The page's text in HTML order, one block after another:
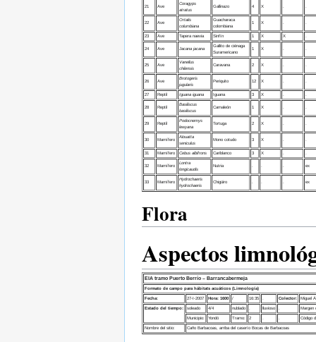
21 Ave
Coragyps
atratus
Gallinazo 4 X . .
22 Ave
Ortalis
columbiana
Guacharaca
colombiana
1 X . .
23 Ave Tapera naevia Sinfín 1 X X .
24 Ave Jacana jacana
Gallito de ciénaga
Suramericano
1 X . .
25 Ave
Vanellus
chilensis
Caravana 2 X . .
26 Ave
Brotogeris
jugularis
Periquito 12 X . .
27 Reptil Iguana iguana Iguana 3 X . .
28 Reptil
Basiliscus
basiliscus
Camaleón 1 X . .
29 Reptil
Podocnemys
lewyana
Tortuga 2 X . .
30 Mamífero
Alouatta
seniculus
Mono cotudo 3 X . .
31 Mamífero Cebus albifrons Cariblanco 3 X . .
32 Mamífero
Lontra
longicaudis
Nutria . . . ex
33 Mamífero
Hydrochaeris
hydrochaeris
Chigüiro . . . ex
Flora
Aspectos
EIA tramo Puerto Berrío – Barrancabermeja
Formato de campo para hábitats acuáticos (Limnología)
Fecha: 27-I-2007 Hora: 1600 / 16:35 Colector: Miguel
Estado del tiempo: soleado 4/4 nublado lluvioso Margen
Municipio: Yondó Tramo: 2 Código
Nombre del sitio: Caño Barbacoas, arriba del caserío Bocas de Barbacoas